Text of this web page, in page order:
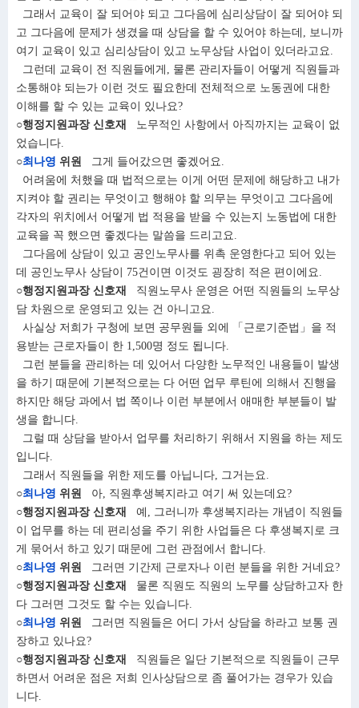
그래서 교육이 잘 되어야 되고 그다음에 심리상담이 잘 되어야 되
고 그다음에 문제가 생겼을 때 상담을 할 수 있어야 하는데, 보니까
여기 교육이 있고 심리상담이 있고 노무상담 사업이 있더라고요.
그런데 교육이 전 직원들에게, 물론 관리자들이 어떻게 직원들과
소통해야 되는가 이런 것도 필요한데 전체적으로 노동권에 대한
이해를 할 수 있는 교육이 있나요?
○행정지원과장 신호재
노무적인 사항에서 아직까지는 교육이 없
었습니다.
○최나영 위원
그게 들어갔으면 좋겠어요.
어려움에 처했을 때 법적으로는 이게 어떤 문제에 해당하고 내가
지켜야 할 권리는 무엇이고 행해야 할 의무는 무엇이고 그다음에
각자의 위치에서 어떻게 법 적용을 받을 수 있는지 노동법에 대한
교육을 꼭 했으면 좋겠다는 말씀을 드리고요.
그다음에 상담이 있고 공인노무사를 위촉 운영한다고 되어 있는
데 공인노무사 상담이 75건이면 이것도 굉장히 적은 편이에요.
○행정지원과장 신호재
직원노무사 운영은 어떤 직원들의 노무상
담 차원으로 운영되고 있는 건 아니고요.
사실상 저희가 구청에 보면 공무원들 외에 「근로기준법」을 적
용받는 근로자들이 한 1,500명 정도 됩니다.
그런 분들을 관리하는 데 있어서 다양한 노무적인 내용들이 발생
을 하기 때문에 기본적으로는 다 어떤 업무 루틴에 의해서 진행을
하지만 해당 과에서 법 쪽이나 이런 부분에서 애매한 부분들이 발
생을 합니다.
그럴 때 상담을 받아서 업무를 처리하기 위해서 지원을 하는 제도
입니다.
그래서 직원들을 위한 제도를 아닙니다, 그거는요.
○최나영 위원
아, 직원후생복지라고 여기 써 있는데요?
○행정지원과장 신호재
예, 그러니까 후생복지라는 개념이 직원들
이 업무를 하는 데 편리성을 주기 위한 사업들은 다 후생복지로 크
게 묶어서 하고 있기 때문에 그런 관점에서 합니다.
○최나영 위원
그러면 기간제 근로자나 이런 분들을 위한 거네요?
○행정지원과장 신호재
물론 직원도 직원의 노무를 상담하고자 한
다 그러면 그것도 할 수는 있습니다.
○최나영 위원
그러면 직원들은 어디 가서 상담을 하라고 보통 권
장하고 있나요?
○행정지원과장 신호재
직원들은 일단 기본적으로 직원들이 근무
하면서 어려운 점은 저희 인사상담으로 좀 풀어가는 경우가 있습
니다.